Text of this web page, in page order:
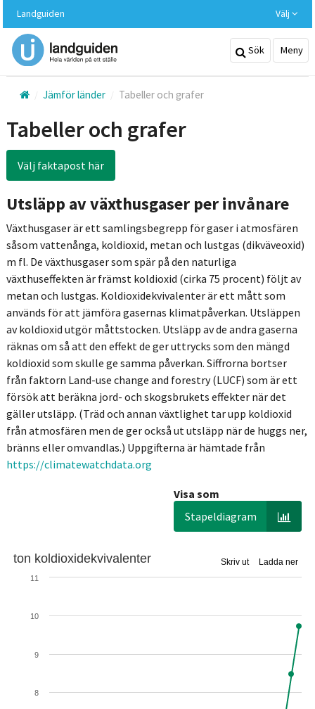
huvudinnehållet
Landguiden Välj
Sök Meny
Jämför länder Tabeller och grafer
Tabeller och grafer
Välj faktapost här
Utsläpp av växthusgaser per invånare
Växthusgaser är ett samlingsbegrepp för gaser i atmosfären
såsom vattenånga, koldioxid, metan och lustgas (dikväveoxid)
m fl. De växthusgaser som spär på den naturliga
växthuseffekten är främst koldioxid (cirka 75 procent) följt av
metan och lustgas. Koldioxidekvivalenter är ett mått som
används för att jämföra gasernas klimatpåverkan. Utsläppen
av koldioxid utgör måttstocken. Utsläpp av de andra gaserna
räknas om så att den effekt de ger uttrycks som den mängd
koldioxid som skulle ge samma påverkan. Siffrorna bortser
från faktorn Land-use change and forestry (LUCF) som är ett
försök att beräkna jord- och skogsbrukets effekter när det
gäller utsläpp. (Träd och annan växtlighet tar upp koldioxid
från atmosfären men de ger också ut utsläpp när de huggs ner,
bränns eller omvandlas.) Uppgifterna är hämtade från
https://climatewatchdata.org
Visa som
Stapeldiagram
Ladda ner
Skriv ut
ton koldioxidekvivalenter
8
9
10
11